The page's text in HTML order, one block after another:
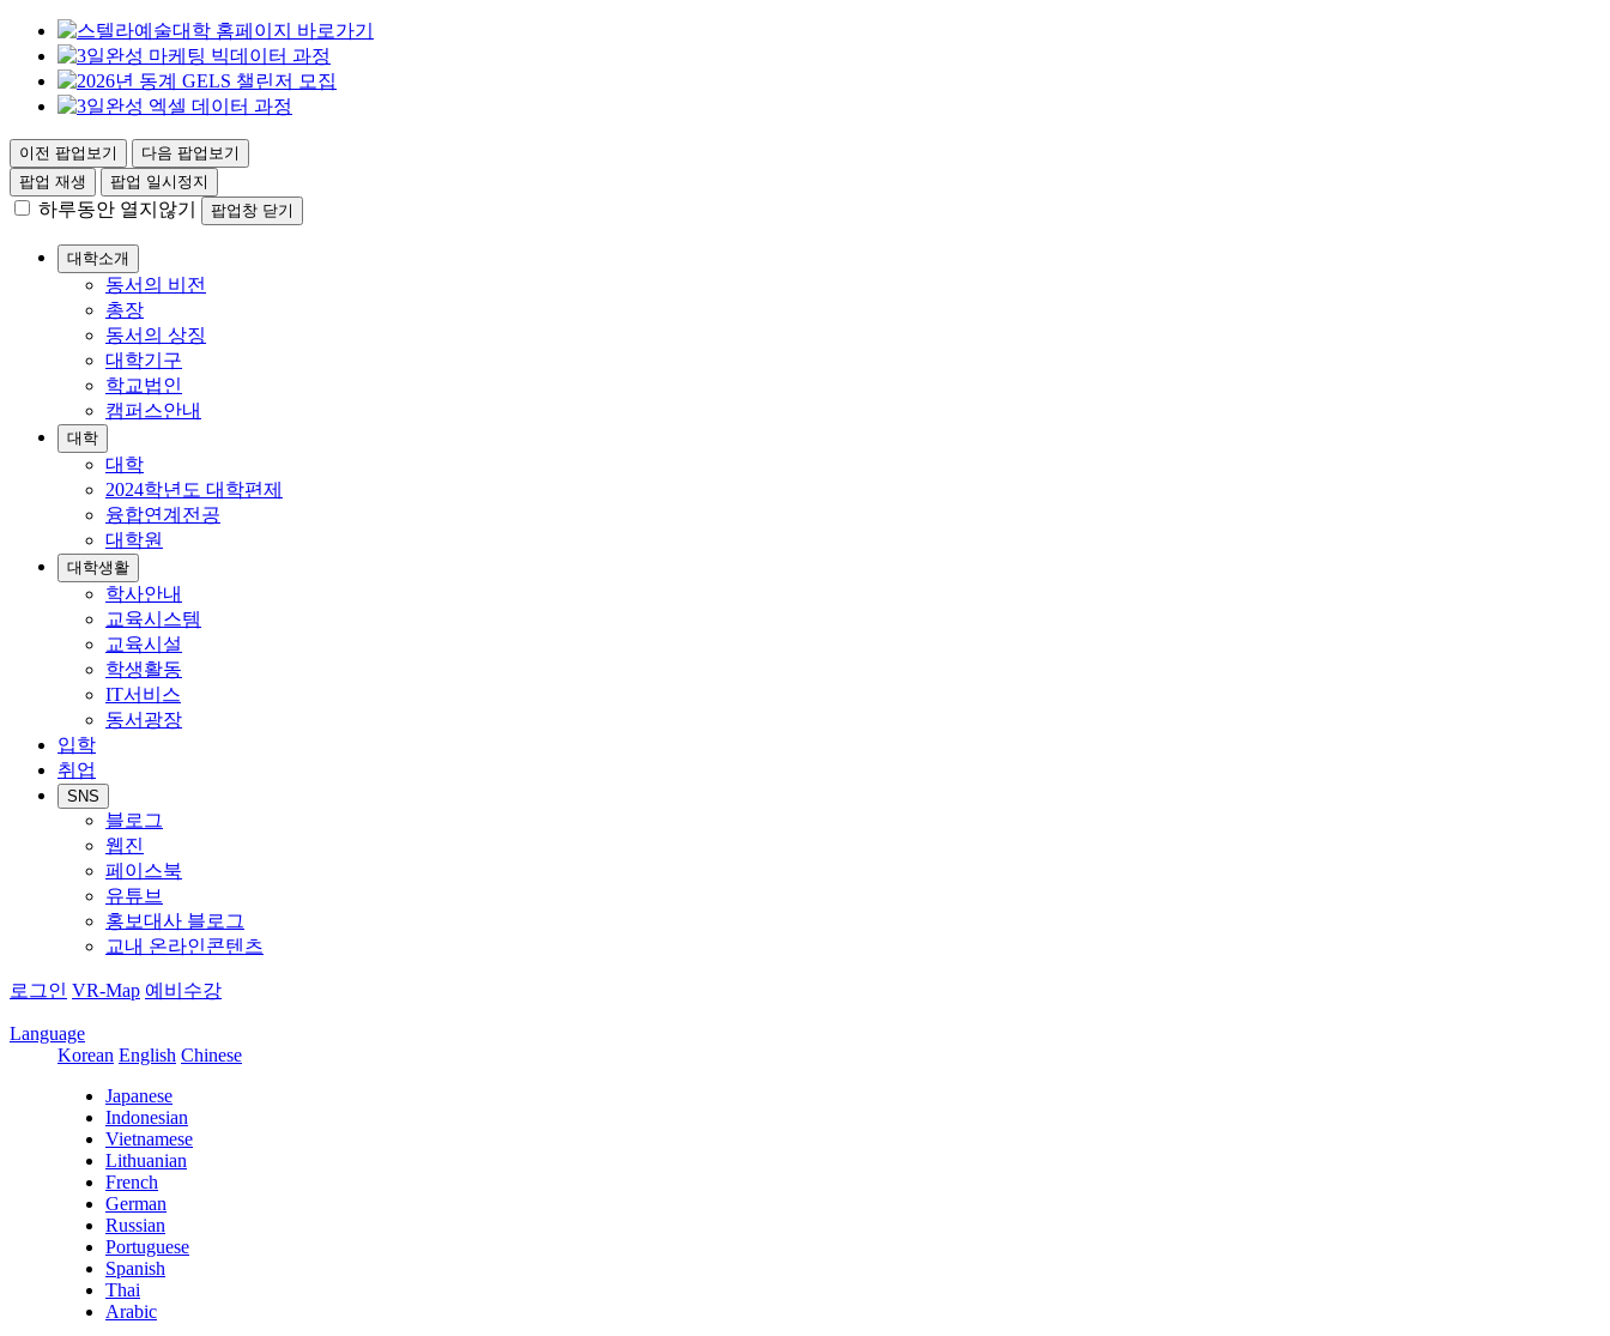
이전 팝업보기
다음 팝업보기
팝업 재생
팝업 일시정지
하루동안 열지않기 팝업창 닫기
대학소개
동서의 비전
총장
동서의 상징
대학기구
학교법인
캠퍼스안내
대학
대학
2024학년도 대학편제
융합연계전공
대학원
대학생활
학사안내
교육시스템
교육시설
학생활동
IT서비스
동서광장
입학
취업
SNS
블로그
웹진
페이스북
유튜브
홍보대사 블로그
교내 온라인콘텐츠
로그인 VR-Map 예비수강
Language
Korean English Chinese
Japanese
Indonesian
Vietnamese
Lithuanian
French
German
Russian
Portuguese
Spanish
Thai
Arabic